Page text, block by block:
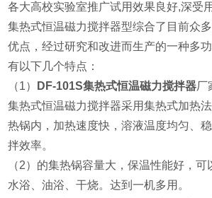
各大高校实验室推广试用效果良好,深受用
集热式恒温磁力搅拌器型综合了目前众
优点，经过研究和改进而生产的一种多
有以下几个特点：
（1）
DF-101S集热式恒温磁力搅拌器厂
集热式恒温磁力搅拌器采用集热式加热法
热锅内，加热速度快，溶液温度均匀、
拌效率。
（2）的集热锅容量大，保温性能好，可
水浴、油浴、干烧。达到一机多用。